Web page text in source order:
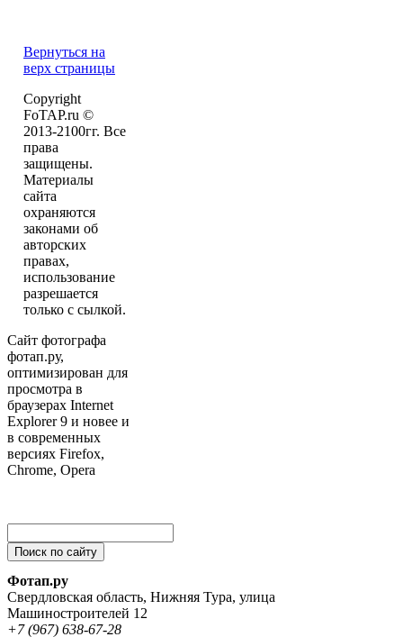
Вернуться на
верх страницы
Copyright
FoTAP.ru ©
2013-2100гг. Все
права
защищены.
Материалы
сайта
охраняются
законами об
авторских
правах,
использование
разрешается
только с сылкой.
Сайт фотографа
фотап.ру,
оптимизирован для
просмотра в
браузерах Internet
Explorer 9 и новее и
в современных
версиях Firefox,
Chrome, Opera
Фотап.ру
Свердловская область, Нижняя Тура, улица
Машиностроителей 12
+7 (967) 638-67-28